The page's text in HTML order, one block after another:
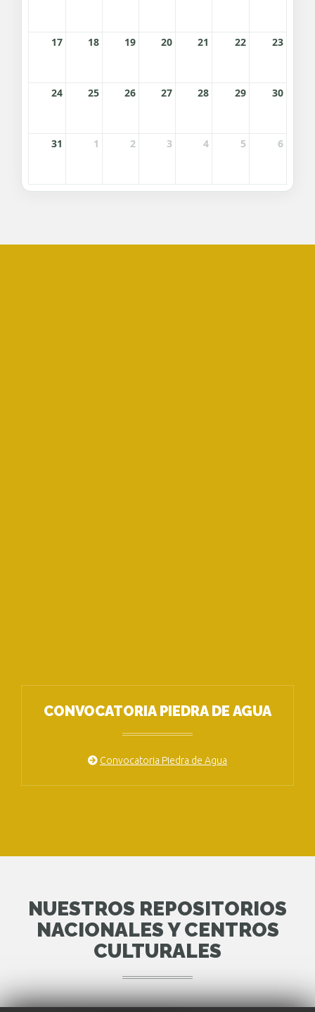
CONVOCATORIA PIEDRA DE AGUA
Convocatoria Piedra de Agua
NUESTROS REPOSITORIOS
NACIONALES Y CENTROS
CULTURALES